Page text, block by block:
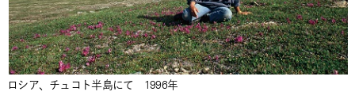
ロシア、チュコト半島にて 1996年